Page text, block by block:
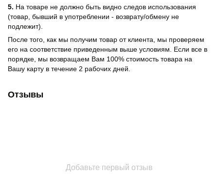
5. На товаре не должно быть видно следов использования
(товар, бывший в употреблении - возврату/обмену не
подлежит).
После того, как мы получим товар от клиента, мы проверяем
его на соответствие приведенным выше условиям. Если все в
порядке, мы возвращаем Вам 100% стоимость товара на
Вашу карту в течение 2 рабочих дней.
Отзывы
Добавьте первый отзыв